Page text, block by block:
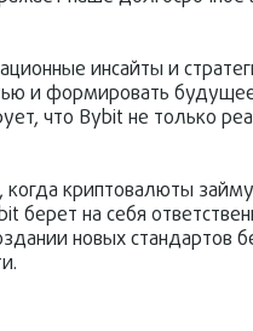
инсайты и
и формировать
что Bybit не только
криптовалюты
на себя
новых стандартов